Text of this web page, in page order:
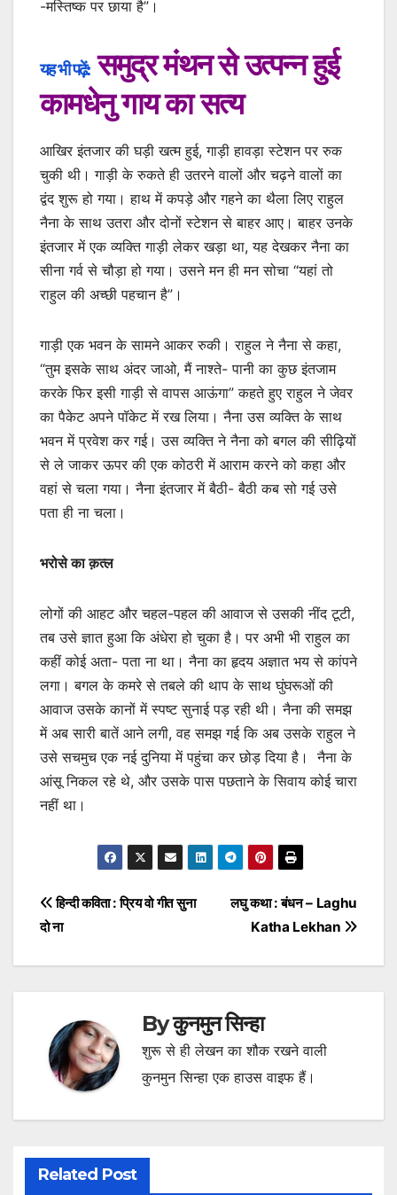
-मस्तिष्क पर छाया है”।
यह भी पढ़ें: समुद्र मंथन से उत्पन्न हुई
कामधेनु गाय का सत्य
आखिर इंतजार की घड़ी खत्म हुई, गाड़ी हावड़ा स्टेशन पर रुक
चुकी थी। गाड़ी के रुकते ही उतरने वालों और चढ़ने वालों का
द्वंद शुरू हो गया। हाथ में कपड़े और गहने का थैला लिए राहुल
नैना के साथ उतरा और दोनों स्टेशन से बाहर आए। बाहर उनके
इंतजार में एक व्यक्ति गाड़ी लेकर खड़ा था, यह देखकर नैना का
सीना गर्व से चौड़ा हो गया। उसने मन ही मन सोचा “यहां तो
राहुल की अच्छी पहचान है”।
गाड़ी एक भवन के सामने आकर रुकी। राहुल ने नैना से कहा,
“तुम इसके साथ अंदर जाओ, मैं नाश्ते- पानी का कुछ इंतजाम
करके फिर इसी गाड़ी से वापस आऊंगा” कहते हुए राहुल ने जेवर
का पैकेट अपने पॉकेट में रख लिया। नैना उस व्यक्ति के साथ
भवन में प्रवेश कर गई। उस व्यक्ति ने नैना को बगल की सीढ़ियों
से ले जाकर ऊपर की एक कोठरी में आराम करने को कहा और
वहां से चला गया। नैना इंतजार में बैठी- बैठी कब सो गई उसे
पता ही ना चला।
भरोसे का क़त्ल
लोगों की आहट और चहल-पहल की आवाज से उसकी नींद टूटी,
तब उसे ज्ञात हुआ कि अंधेरा हो चुका है। पर अभी भी राहुल का
कहीं कोई अता- पता ना था। नैना का हृदय अज्ञात भय से कांपने
लगा। बगल के कमरे से तबले की थाप के साथ घुंघरूओं की
आवाज उसके कानों में स्पष्ट सुनाई पड़ रही थी। नैना की समझ
में अब सारी बातें आने लगी, वह समझ गई कि अब उसके राहुल ने
उसे सचमुच एक नई दुनिया में पहुंचा कर छोड़ दिया है। नैना के
आंसू निकल रहे थे, और उसके पास पछताने के सिवाय कोई चारा
नहीं था।
Post
navigation
लघु कथा : बंधन – Laghu
Katha Lekhan
हिन्दी कविता : प्रिय वो गीत सुना
दो ना
Byकुनमुन सिन्हा
शुरू से ही लेखन का शौक रखने वाली
कुनमुन सिन्हा एक हाउस वाइफ हैं।
Related Post